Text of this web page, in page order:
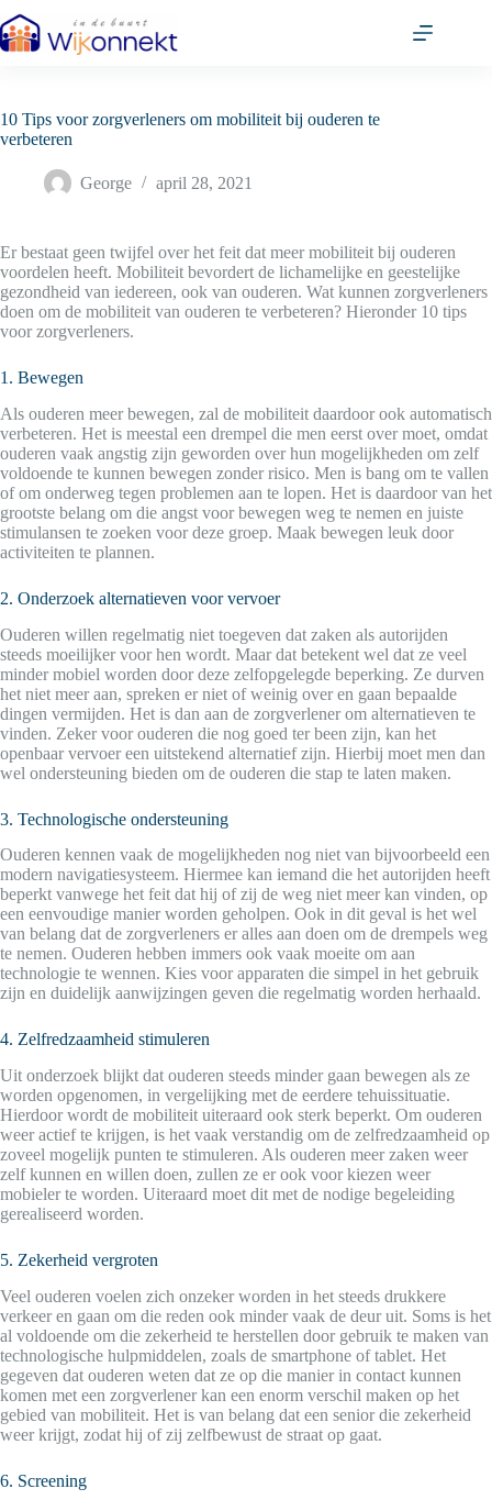
naar
de
10 Tips voor zorgverleners om mobiliteit bij ouderen te
verbeteren
George april 28, 2021
Er bestaat geen twijfel over het feit dat meer mobiliteit bij ouderen
voordelen heeft. Mobiliteit bevordert de lichamelijke en geestelijke
gezondheid van iedereen, ook van ouderen. Wat kunnen zorgverleners
doen om de mobiliteit van ouderen te verbeteren? Hieronder 10 tips
voor zorgverleners.
1. Bewegen
Als ouderen meer bewegen, zal de mobiliteit daardoor ook automatisch
verbeteren. Het is meestal een drempel die men eerst over moet, omdat
ouderen vaak angstig zijn geworden over hun mogelijkheden om zelf
voldoende te kunnen bewegen zonder risico. Men is bang om te vallen
of om onderweg tegen problemen aan te lopen. Het is daardoor van het
grootste belang om die angst voor bewegen weg te nemen en juiste
stimulansen te zoeken voor deze groep. Maak bewegen leuk door
activiteiten te plannen.
2. Onderzoek alternatieven voor vervoer
Ouderen willen regelmatig niet toegeven dat zaken als autorijden
steeds moeilijker voor hen wordt. Maar dat betekent wel dat ze veel
minder mobiel worden door deze zelfopgelegde beperking. Ze durven
het niet meer aan, spreken er niet of weinig over en gaan bepaalde
dingen vermijden. Het is dan aan de zorgverlener om alternatieven te
vinden. Zeker voor ouderen die nog goed ter been zijn, kan het
openbaar vervoer een uitstekend alternatief zijn. Hierbij moet men dan
wel ondersteuning bieden om de ouderen die stap te laten maken.
3. Technologische ondersteuning
Ouderen kennen vaak de mogelijkheden nog niet van bijvoorbeeld een
modern navigatiesysteem. Hiermee kan iemand die het autorijden heeft
beperkt vanwege het feit dat hij of zij de weg niet meer kan vinden, op
een eenvoudige manier worden geholpen. Ook in dit geval is het wel
van belang dat de zorgverleners er alles aan doen om de drempels weg
te nemen. Ouderen hebben immers ook vaak moeite om aan
technologie te wennen. Kies voor apparaten die simpel in het gebruik
zijn en duidelijk aanwijzingen geven die regelmatig worden herhaald.
4. Zelfredzaamheid stimuleren
Uit onderzoek blijkt dat ouderen steeds minder gaan bewegen als ze
worden opgenomen, in vergelijking met de eerdere tehuissituatie.
Hierdoor wordt de mobiliteit uiteraard ook sterk beperkt. Om ouderen
weer actief te krijgen, is het vaak verstandig om de zelfredzaamheid op
zoveel mogelijk punten te stimuleren. Als ouderen meer zaken weer
zelf kunnen en willen doen, zullen ze er ook voor kiezen weer
mobieler te worden. Uiteraard moet dit met de nodige begeleiding
gerealiseerd worden.
5. Zekerheid vergroten
Veel ouderen voelen zich onzeker worden in het steeds drukkere
verkeer en gaan om die reden ook minder vaak de deur uit. Soms is het
al voldoende om die zekerheid te herstellen door gebruik te maken van
technologische hulpmiddelen, zoals de smartphone of tablet. Het
gegeven dat ouderen weten dat ze op die manier in contact kunnen
komen met een zorgverlener kan een enorm verschil maken op het
gebied van mobiliteit. Het is van belang dat een senior die zekerheid
weer krijgt, zodat hij of zij zelfbewust de straat op gaat.
6. Screening